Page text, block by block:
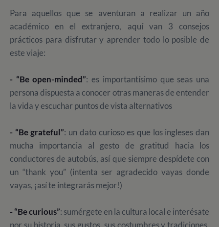
Para aquellos que se aventuran a realizar un año
académico en el extranjero, aquí van 3 consejos
prácticos para disfrutar y aprender todo lo posible de
este viaje:
- “Be open-minded”: es importantísimo que seas una
persona dispuesta a conocer otras maneras de entender
la vida y escuchar puntos de vista alternativos
- “Be grateful”: un dato curioso es que los ingleses dan
mucha importancia al gesto de gratitud hacia los
conductores de autobús, así que siempre despídete con
un “thank you” (intenta ser agradecido vayas donde
vayas, ¡así te integrarás mejor!)
- “Be curious”: sumérgete en la cultura local e interésate
por su historia, sus gustos, sus costumbres y tradiciones,